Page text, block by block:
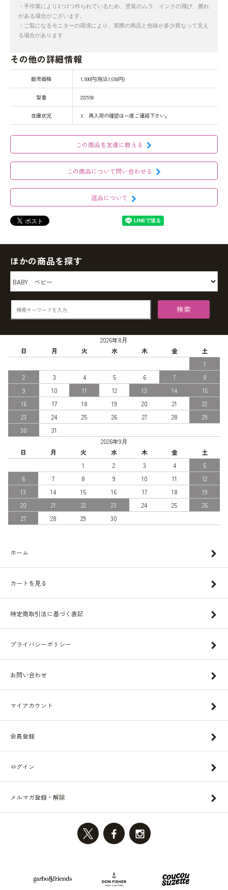
・手作業により1つ1つ作られているため、塗装のムラ、インクの飛び、擦れ
がある場合がございます。
・ご覧になるモニターの環境により、実際の商品と色味が多少異なって見え
る場合があります
その他の詳細情報
販売価格 1,500円(税込1,650円)
型番 222558
在庫状況 X 再入荷の確認は一度ご連絡下さい。
この商品を友達に教える
この商品について問い合わせる
返品について
ほかの商品を探す
検索
2026年8月
日
月 火 水 木 金
土
1
2
3 4 5 6 7
8
9
10 11 12 13 14
15
16
17 18 19 20 21
22
23
24 25 26 27 28
29
30
31
2026年9月
日
月 火 水 木 金
土
1
2 3 4
5
6
7 8 9 10 11
12
13
14 15 16 17 18
19
20
21 22 23 24 25
26
27
28 29 30
ホーム
カートを見る
特定商取引法に基づく表記
プライバシーポリシー
お問い合わせ
マイアカウント
会員登録
ログイン
メルマガ登録・解除